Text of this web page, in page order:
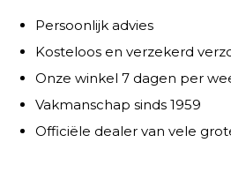
Persoonlijk advies
Kosteloos en verzekerd
Onze winkel 7 dagen per
Vakmanschap sinds 1959
Officiële dealer van vele